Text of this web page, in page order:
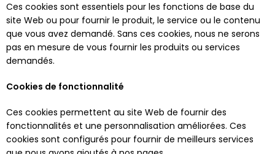
Ces cookies sont essentiels pour les fonctions de base du
site Web ou pour fournir le produit, le service ou le contenu
que vous avez demandé. Sans ces cookies, nous ne serons
pas en mesure de vous fournir les produits ou services
demandés.
Cookies de fonctionnalité
Ces cookies permettent au site Web de fournir des
fonctionnalités et une personnalisation améliorées. Ces
cookies sont configurés pour fournir de meilleurs services